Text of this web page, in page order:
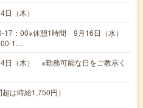
（木）
17：00※休憩1時間 9月16日（水）
00-1…
日（木） ※勤務可能な日をご教示く
は時給1,750円）